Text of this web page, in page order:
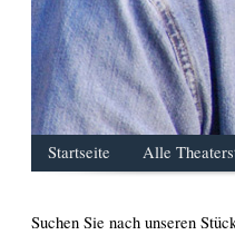
Startseite Alle
Suchen Sie nach unseren